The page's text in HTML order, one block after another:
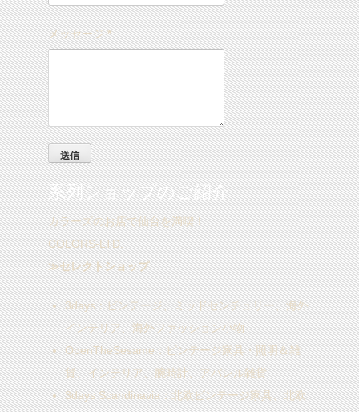
メッセージ*
系列ショップのご紹介
カラーズのお店で仙台を満喫！
COLORS-LTD.
≫セレクトショップ
3days：ビンテージ、ミッドセンチュリー、海外
インテリア、海外ファッション小物
OpenTheSesame：ビンテージ家具・照明＆雑
貨、インテリア、腕時計、アパレル雑貨
3days Scandinavia：北欧ビンテージ家具、北欧